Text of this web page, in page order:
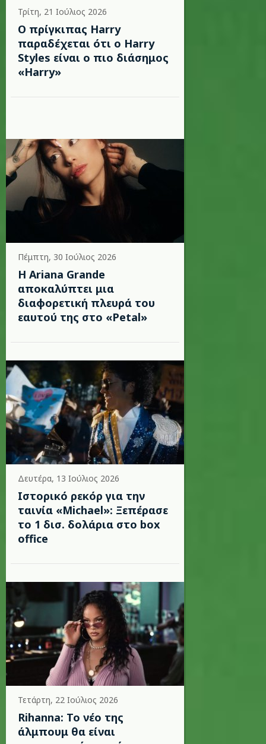
Τρίτη, 21 Ιούλιος 2026
Ο πρίγκιπας Harry
παραδέχεται ότι ο Harry
Styles είναι ο πιο διάσημος
«Harry»
Πέμπτη, 30 Ιούλιος 2026
Η Ariana Grande
αποκαλύπτει μια
διαφορετική πλευρά του
εαυτού της στο «Petal»
Δευτέρα, 13 Ιούλιος 2026
Ιστορικό ρεκόρ για την
ταινία «Michael»: Ξεπέρασε
το 1 δισ. δολάρια στο box
office
Τετάρτη, 22 Ιούλιος 2026
Rihanna: Το νέο της
άλμπουμ θα είναι